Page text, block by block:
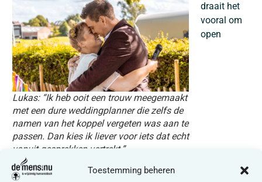
Toestemming beheren
Lukas: “Ik heb ooit een trouw meegemaakt
met een dure weddingplanner die zelfs de
namen van het koppel vergeten was aan te
passen. Dan kies ik liever voor iets dat echt
vanuit gesprekken vertrekt.”
draait het
vooral om
open
communicatie, eerlijkheid en elkaar blijven zoeken. Ook